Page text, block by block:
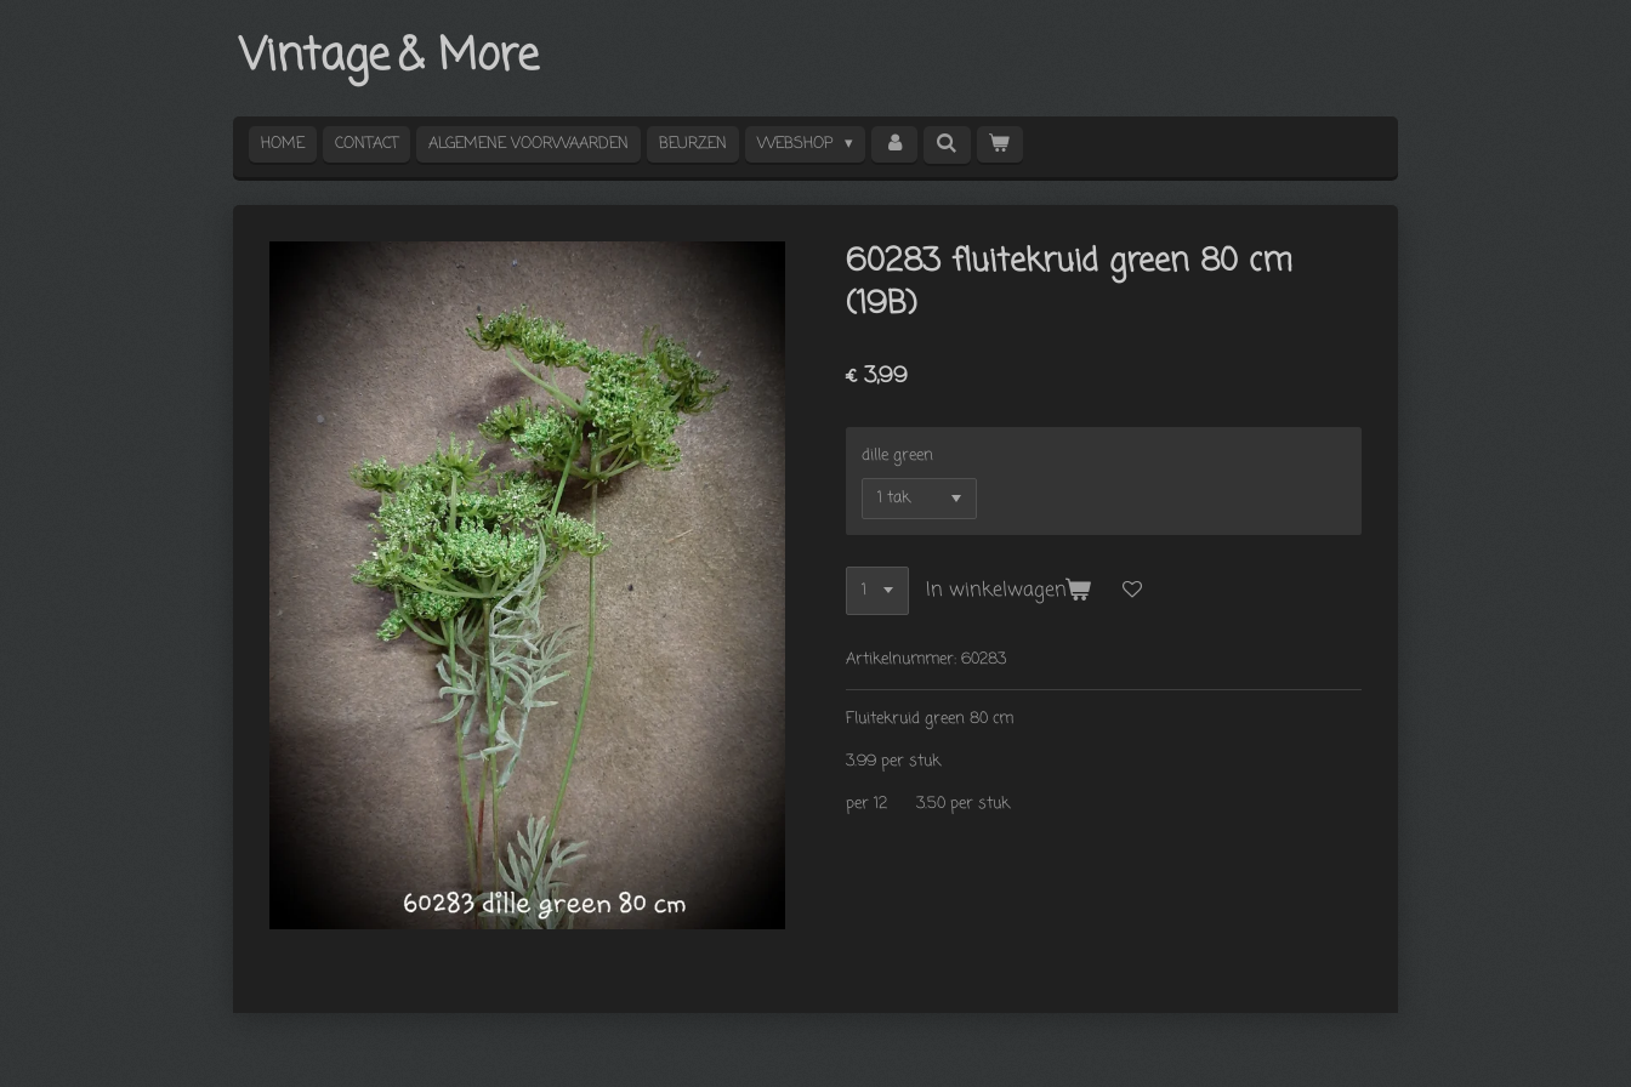
Vintage& More
HOME CONTACT ALGEMENE VOORWAARDEN BEURZEN WEBSHOP
60283 fluitekruid green 80 cm
(19B)
€ 3,99
dille green
In winkelwagen
Artikelnummer: 60283
Fluitekruid green 80 cm
3.99 per stuk
per 12 3.50 per stuk